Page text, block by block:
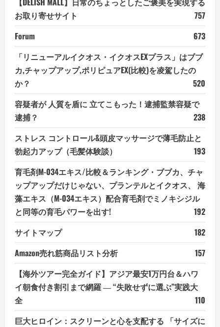
お取り寄せサイト
757
Forum
673
「リニューアルイクオス・イクオスEXプラス」はブブ
カ,チャップアップ,ポリピュアEX(比較)を凌駕したの
か？
520
容疑者が 人質を盾に 立てこもった！逮捕監禁容疑で
逮捕？
238
ストレス コントロール&頭皮マッサージで薄毛防止と
勃起力アップ（毛髪体験談）
193
育毛剤M-034エキス/比較＆ランキング・ブブカ、チャ
ップアップだけじゃない、プランテルとイクオス、 海
藻エキス（M-034エキス）配合育毛剤でミノキシジル
と同等の育毛パワーを出す!
192
サイトマップ
182
Amazon売れ筋商品リスト分析
157
【海外ツアー完全ガイド】アジア最安1万円台＆ハワ
イ朝食付き割引まで網羅 ― “失敗せずに選ぶ”実践大
全
110
巨大ヒロイン：スクリーンと心を支配する 「サイズに